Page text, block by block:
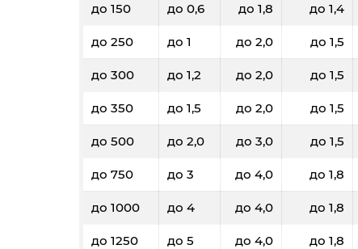
до 150 до 0,6 до 1,8 до 1,4
до 250 до 1 до 2,0 до 1,5
до 300 до 1,2 до 2,0 до 1,5
до 350 до 1,5 до 2,0 до 1,5
до 500 до 2,0 до 3,0 до 1,5
до 750 до 3 до 4,0 до 1,8
до 1000 до 4 до 4,0 до 1,8
до 1250 до 5 до 4,0 до 1,8